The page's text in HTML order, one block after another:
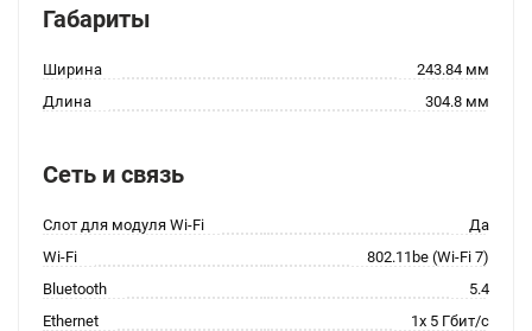
Габариты
Ширина
243.84 мм
Длина
304.8 мм
Сеть и связь
Слот для модуля Wi-Fi
Да
Wi-Fi
802.11be (Wi-Fi 7)
Bluetooth
5.4
Ethernet
1x 5 Гбит/с